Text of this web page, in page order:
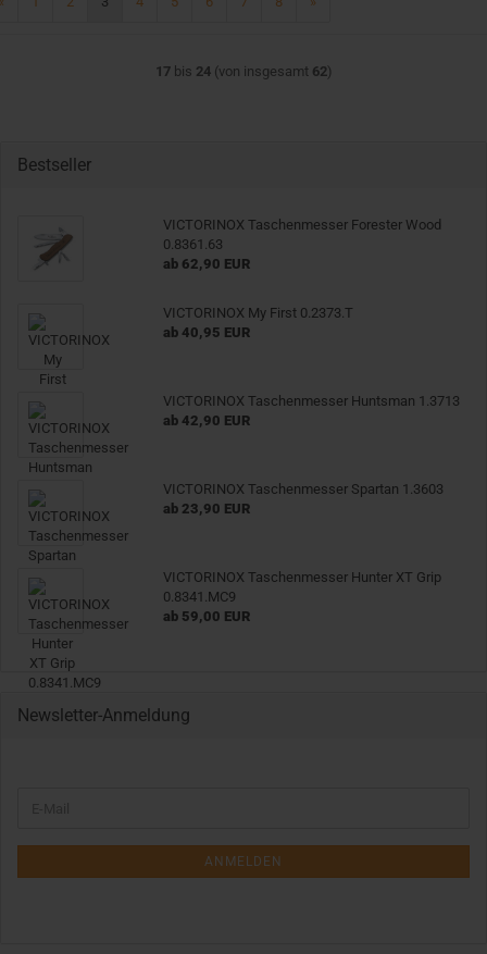
17bis 24(von insgesamt 62)
Bestseller
VICTORINOX Taschenmesser Forester Wood
0.8361.63
ab 62,90 EUR
VICTORINOX My First 0.2373.T
ab 40,95 EUR
VICTORINOX Taschenmesser Huntsman 1.3713
ab 42,90 EUR
VICTORINOX Taschenmesser Spartan 1.3603
ab 23,90 EUR
VICTORINOX Taschenmesser Hunter XT Grip
0.8341.MC9
ab 59,00 EUR
Newsletter-Anmeldung
ANMELDEN